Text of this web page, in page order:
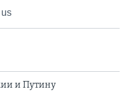
и Путину